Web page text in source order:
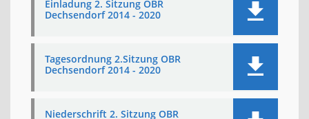
Einladung 2. Sitzung OBR
Dechsendorf 2014 - 2020
Tagesordnung 2.Sitzung OBR
Dechsendorf 2014 - 2020
Niederschrift 2. Sitzung OBR